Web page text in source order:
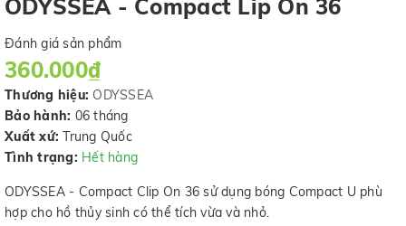
ODYSSEA - Compact Lip On 36
Đánh giá sản phẩm
360.000₫
Thương hiệu: ODYSSEA
Bảo hành: 06 tháng
Xuất xứ: Trung Quốc
Tình trạng: Hết hàng
ODYSSEA - Compact Clip On 36 sử dụng bóng Compact U phù
hợp cho hồ thủy sinh có thể tích vừa và nhỏ.